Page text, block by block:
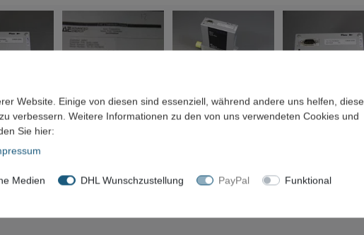
Weitere Details
Website. Einige von diesen sind essenziell, während andere uns helfen, diese
verbessern. Weitere Informationen zu den von uns verwendeten Cookies und
Sie hier:
Medien DHL Wunschzustellung PayPal
Funktional